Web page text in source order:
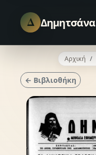
Δ Δημητσάνα
Αρχική
← Βιβλιοθήκη